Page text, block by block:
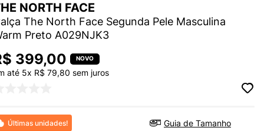
NORTH FACE
The North Face Segunda Pele Masculina
Preto A029NJK3
399,00
até 5x R$ 79,80 sem juros
Últimas unidades! Guia de Tamanho
WHITE
VANS ULTRARANGE